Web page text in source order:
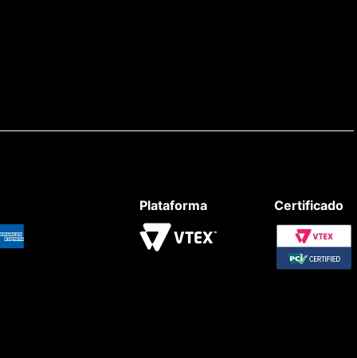
Plataforma Certificado